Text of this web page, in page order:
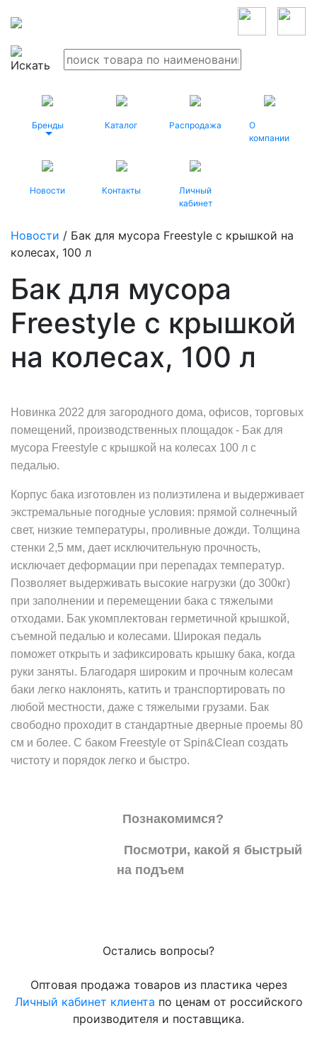
Бренды Каталог Распродажа
О
компании
Новости Контакты
Личный
кабинет
Новости / Бак для мусора Freestyle с крышкой на
колесах, 100 л
Бак для мусора
Freestyle с крышкой
на колесах, 100 л
Новинка 2022 для загородного дома, офисов, торговых
помещений, производственных площадок - Бак для
мусора Freestyle с крышкой на колесах 100 л с
педалью.
Корпус бака изготовлен из полиэтилена и выдерживает
экстремальные погодные условия: прямой солнечный
свет, низкие температуры, проливные дожди. Толщина
стенки 2,5 мм, дает исключительную прочность,
исключает деформации при перепадах температур.
Позволяет выдерживать высокие нагрузки (до 300кг)
при заполнении и перемещении бака с тяжелыми
отходами. Бак укомплектован герметичной крышкой,
съемной педалью и колесами. Широкая педаль
поможет открыть и зафиксировать крышку бака, когда
руки заняты. Благодаря широким и прочным колесам
баки легко наклонять, катить и транспортировать по
любой местности, даже с тяжелыми грузами. Бак
свободно проходит в стандартные дверные проемы 80
см и более. С баком Freestyle от Spin&Clean создать
чистоту и порядок легко и быстро.
Познакомимся?
Посмотри, какой я быстрый
на подъем
Остались вопросы?
Оптовая продажа товаров из пластика через
Личный кабинет клиента по ценам от российского
производителя и поставщика.